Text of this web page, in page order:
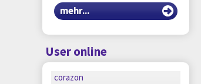
mehr...
User online
corazon